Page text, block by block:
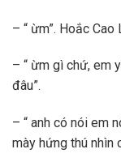
– “ ừm”. Hoắc
– “ ừm gì chứ, em
đâu”.
– “ anh có nói em
mày hứng thú nhìn